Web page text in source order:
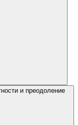
и преодоление